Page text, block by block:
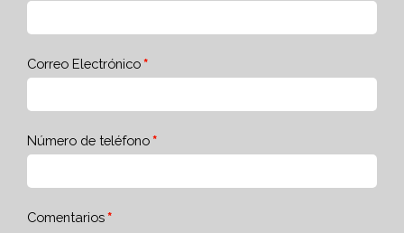
Correo Electrónico
Número de teléfono
Comentarios